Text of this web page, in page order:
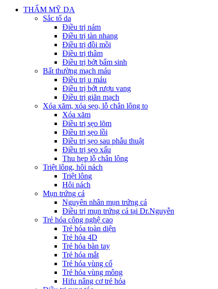
THẨM MỸ DA
Sắc tố da
Điều trị nám
Điều trị tàn nhang
Điều trị đồi mồi
Điều trị thâm
Điều trị bớt bẩm sinh
Bất thường mạch máu
Điều trị u máu
Điều trị bớt rượu vang
Điều trị giãn mạch
Xóa xăm, xóa sẹo, lỗ chân lông to
Xóa xăm
Điều trị sẹo lõm
Điều trị sẹo lồi
Điều trị sẹo sau phẫu thuật
Điều trị sẹo xấu
Thu hẹp lỗ chân lông
Triệt lông, hôi nách
Triệt lông
Hôi nách
Mụn trứng cá
Nguyên nhân mụn trứng cá
Điều trị mụn trứng cá tại Dr.Nguyễn
Trẻ hóa công nghệ cao
Trẻ hóa toàn diện
Trẻ hóa 4D
Trẻ hóa bàn tay
Trẻ hóa mắt
Trẻ hóa vùng cổ
Trẻ hóa vùng mông
Hifu nâng cơ trẻ hóa